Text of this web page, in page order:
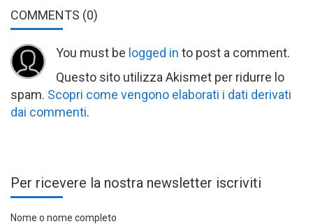
COMMENTS (0)
You must be logged in to post a comment.
Questo sito utilizza Akismet per ridurre lo
spam. Scopri come vengono elaborati i dati derivati
dai commenti.
Per ricevere la nostra newsletter iscriviti
Nome o nome completo